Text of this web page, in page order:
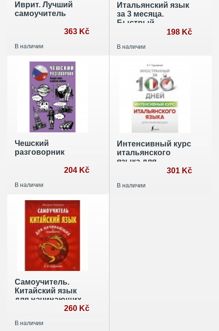
Иврит. Лучший
самоучитель
363 Kč
В наличии
Итальянский язык
за 3 месяца.
Быстрый
восстановитель198 Kč
В наличии
Чешский
разговорник
204 Kč
В наличии
Интенсивный курс
итальянского
языка для
начинающих301 Kč
В наличии
Самоучитель.
Китайский язык
для начинающих
260 Kč
В наличии